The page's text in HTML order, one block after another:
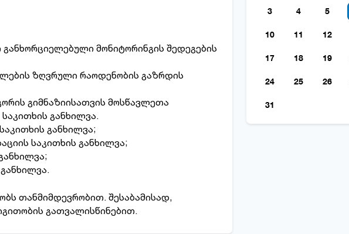
3 4 5
10 11 12
17 18 19
24 25 26
31
განხორციელებული მონიტორინგის შედეგების
ზღვრული რაოდენობის გაზრდის
გიმნაზიისათვის მოსწავლეთა
განხილვა.
განხილვა;
საკითხის განხილვა;
თანმიმდევრობით. შესაბამისად,
გათვალისწინებით.